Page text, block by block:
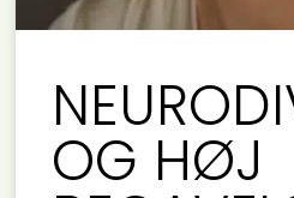
OG HØJ